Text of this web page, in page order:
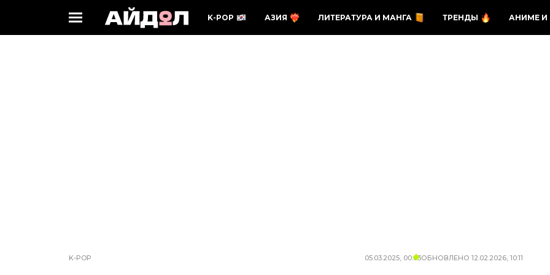
K-POP АЗИЯ ЛИТЕРАТУРА И МАНГА ТРЕНДЫ АНИМЕ И
K-POP 05.03.2025, 00:03ОБНОВЛЕНО 12.02.2026, 10:11